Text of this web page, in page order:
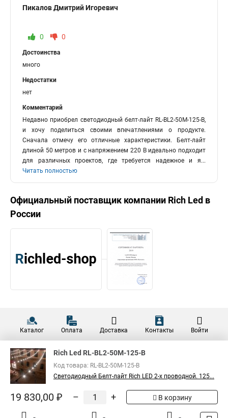
Пикалов Дмитрий Игоревич
0 0
Достоинства
много
Недостатки
нет
Комментарий
Недавно приобрел светодиодный белт-лайт RL-BL2-50M-125-B,
и хочу поделиться своими впечатлениями о продукте.
Сначала отмечу его отличные характеристики. Белт-лайт
длиной 50 метров и с напряжением 220 В идеально подходит
для различных проектов, где требуется надежное и я...
Читать полностью
Официальный поставщик компании Rich Led в
России
Каталог Оплата Доставка Контакты Войти
Rich Led RL-BL2-50M-125-B
Код товара: RL-BL2-50M-125-B
Светодиодный Белт-лайт Rich LED 2-х проводной. 125...
19 830,00 ₽ – + В корзину